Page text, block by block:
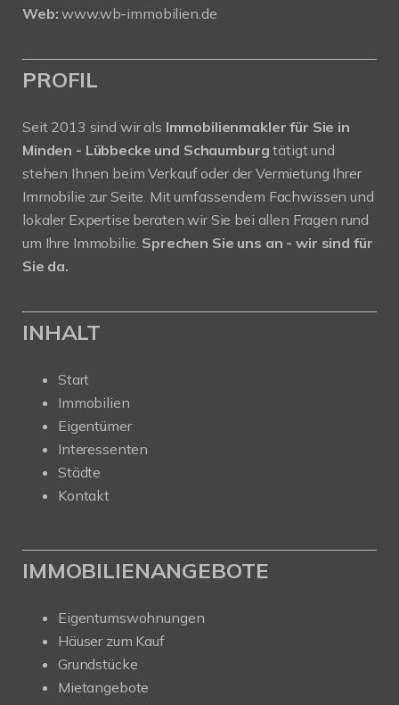
Web: www.wb-immobilien.de
PROFIL
Seit 2013 sind wir als Immobilienmakler für Sie in
Minden - Lübbecke und Schaumburgtätigt und
stehen Ihnen beim Verkauf oder der Vermietung Ihrer
Immobilie zur Seite. Mit umfassendem Fachwissen und
lokaler Expertise beraten wir Sie bei allen Fragen rund
um Ihre Immobilie. Sprechen Sie uns an - wir sind für
Sie da.
INHALT
Start
Immobilien
Eigentümer
Interessenten
Städte
Kontakt
IMMOBILIENANGEBOTE
Eigentumswohnungen
Häuser zum Kauf
Grundstücke
Mietangebote